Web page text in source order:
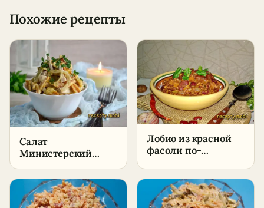
Похожие рецепты
Салат
Министерский
классический –
пошаговый рецепт
в домашних
условиях
Лобио из красной
фасоли по-
в домашних
условиях